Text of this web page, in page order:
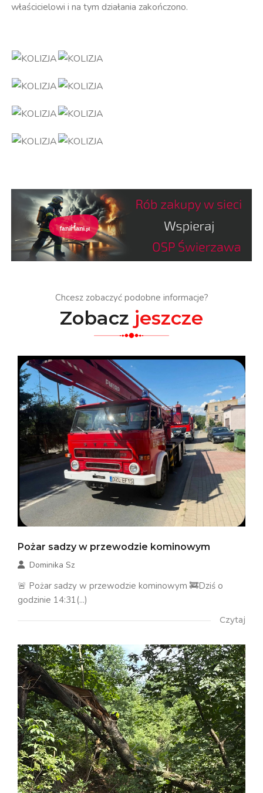
właścicielowi i na tym działania zakończono.
Chcesz zobaczyć podobne informacje?
Zobacz jeszcze
Pożar sadzy w przewodzie kominowym
Dominika Sz
🚨 Pożar sadzy w przewodzie kominowym 🚒Dziś o
godzinie 14:31(...)
Czytaj